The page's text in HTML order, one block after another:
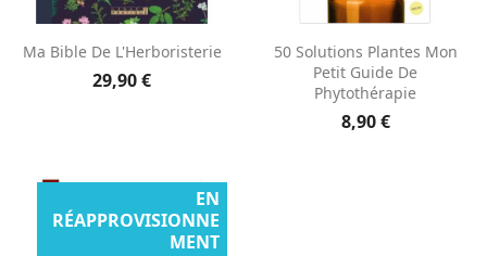
Ma Bible De L'Herboristerie
29,90 €
50 Solutions Plantes Mon
Petit Guide De
Phytothérapie
8,90 €
EN
RÉAPPROVISIONNE
MENT